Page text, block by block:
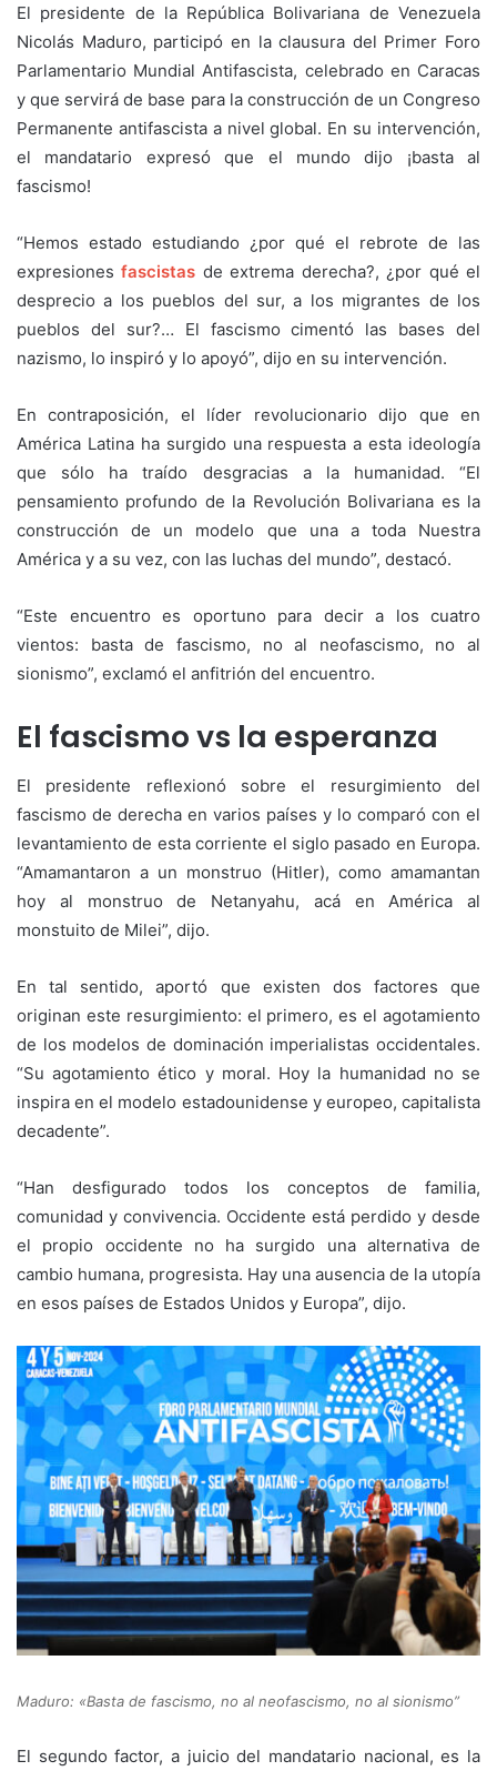
El presidente de la República Bolivariana de Venezuela
Nicolás Maduro, participó en la clausura del Primer Foro
Parlamentario Mundial Antifascista, celebrado en Caracas
y que servirá de base para la construcción de un Congreso
Permanente antifascista a nivel global. En su intervención,
el mandatario expresó que el mundo dijo ¡basta al
fascismo!
“Hemos estado estudiando ¿por qué el rebrote de las
expresionesfascistas de extrema derecha?, ¿por qué el
desprecio a los pueblos del sur, a los migrantes de los
pueblos del sur?… El fascismo cimentó las bases del
nazismo, lo inspiró y lo apoyó”, dijo en su intervención.
En contraposición, el líder revolucionario dijo que en
América Latina ha surgido una respuesta a esta ideología
que sólo ha traído desgracias a la humanidad. “El
pensamiento profundo de la Revolución Bolivariana es la
construcción de un modelo que una a toda Nuestra
América y a su vez, con las luchas del mundo”, destacó.
“Este encuentro es oportuno para decir a los cuatro
vientos: basta de fascismo, no al neofascismo, no al
sionismo”, exclamó el anfitrión del encuentro.
El fascismo vs la esperanza
El presidente reflexionó sobre el resurgimiento del
fascismo de derecha en varios países y lo comparó con el
levantamiento de esta corriente el siglo pasado en Europa.
“Amamantaron a un monstruo (Hitler), como amamantan
hoy al monstruo de Netanyahu, acá en América al
monstuito de Milei”, dijo.
En tal sentido, aportó que existen dos factores que
originan este resurgimiento: el primero, es el agotamiento
de los modelos de dominación imperialistas occidentales.
“Su agotamiento ético y moral. Hoy la humanidad no se
inspira en el modelo estadounidense y europeo, capitalista
decadente”.
“Han desfigurado todos los conceptos de familia,
comunidad y convivencia. Occidente está perdido y desde
el propio occidente no ha surgido una alternativa de
cambio humana, progresista. Hay una ausencia de la utopía
en esos países de Estados Unidos y Europa”, dijo.
Maduro: «Basta de fascismo, no al neofascismo, no al sionismo”
El segundo factor, a juicio del mandatario nacional, es la